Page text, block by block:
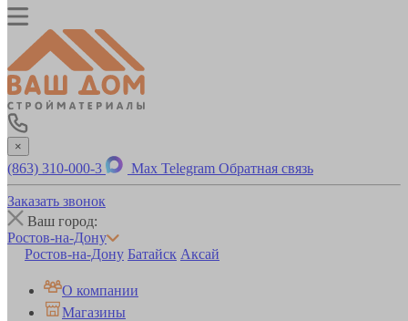
×
(863) 310-000-3 Max Telegram Обратная связь
Заказать звонок
Ваш город:
Ростов-на-Дону
Ростов-на-Дону Батайск Аксай
О компании
Магазины